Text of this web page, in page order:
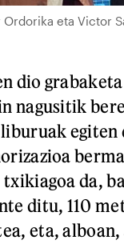
eta Victor
dio
nagusitik
da,
ditu, 110
eta,